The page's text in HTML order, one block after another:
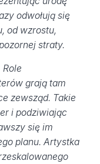
odwołują się
od wzrostu,
straty.
grają tam
zewsząd. Takie
i podziwiając
się im
planu. Artystka